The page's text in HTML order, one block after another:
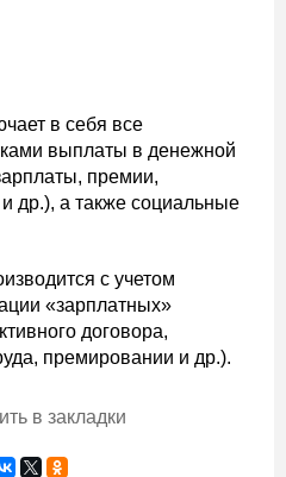
в себя все
выплаты в денежной
премии,
др.), а также социальные
с учетом
«зарплатных»
договора,
премировании и др.).
в закладки